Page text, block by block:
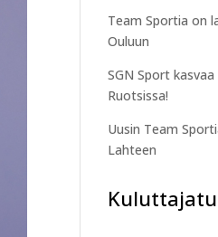
Team Sportia on
Ouluun
SGN Sport
Ruotsissa!
Uusin Team
Lahteen